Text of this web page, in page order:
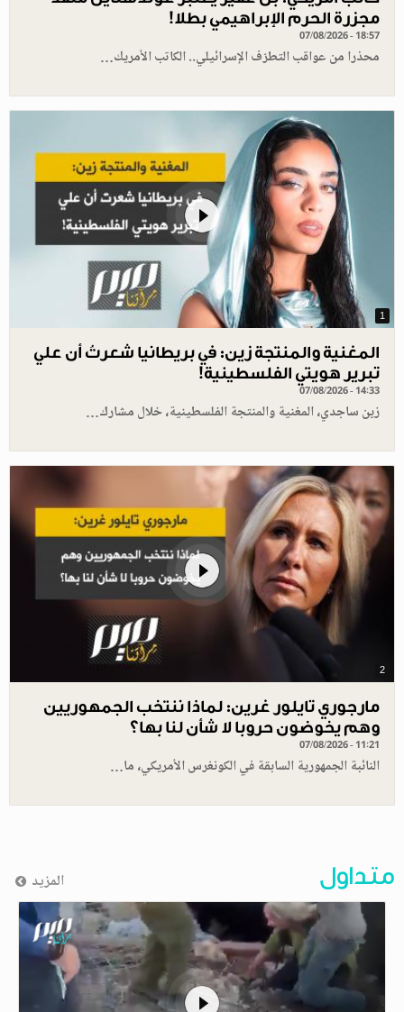
مجزرة الحرم الإبراهيمي بطلا!
07/08/2026 - 18:57
محذرا من عواقب التطرّف الإسرائيلي.. الكاتب الأمريك…
1
المغنية والمنتجة زين: في بريطانيا شعرتُ أن علي
تبرير هويتي الفلسطينية!
07/08/2026 - 14:33
زين ساجدي، المغنية والمنتجة الفلسطينية، خلال مشارك…
2
مارجوري تايلور غرين: لماذا ننتخب الجمهوريين
وهم يخوضون حروبا لا شأن لنا بها؟
07/08/2026 - 11:21
النائبة الجمهورية السابقة في الكونغرس الأمريكي، ما…
متداول المزيد